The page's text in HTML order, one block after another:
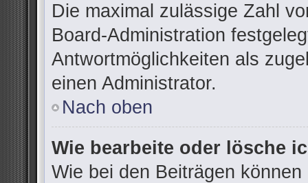
Die maximal zulässige Zahl
Board-Administration
Antwortmöglichkeiten als
einen Administrator.
Nach oben
Wie bearbeite oder lösche
Wie bei den Beiträgen